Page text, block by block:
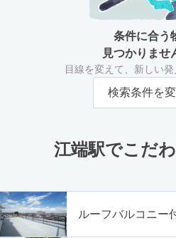
条件に合う
見つかりませ
目線を変えて、新しい
検索条件を
江端駅でこだ
ルーフバルコニー